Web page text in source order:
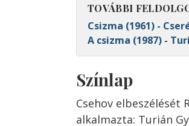
TOVÁBBI
Csizma (1961) -
A csizma (1987) -
Színlap
Csehov elbeszélését
alkalmazta: Turián